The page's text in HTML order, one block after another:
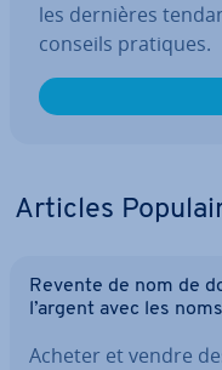
les dernières
conseils pratiques.
Articles
Revente de nom de
l’argent avec les
Acheter et vendre